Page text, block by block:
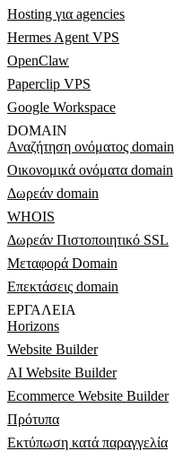
Hosting για agencies
Hermes Agent VPS
OpenClaw
Paperclip VPS
Google Workspace
DOMAIN
Αναζήτηση ονόματος domain
Οικονομικά ονόματα domain
Δωρεάν domain
WHOIS
Δωρεάν Πιστοποιητικό SSL
Μεταφορά Domain
Επεκτάσεις domain
ΕΡΓΑΛΕΊΑ
Horizons
Website Builder
AI Website Builder
Ecommerce Website Builder
Πρότυπα
Εκτύπωση κατά παραγγελία